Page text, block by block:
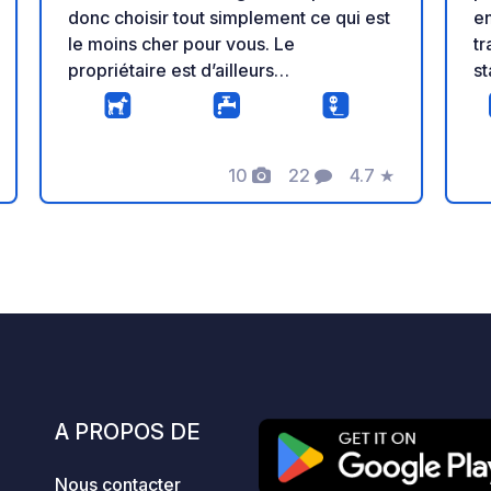
donc choisir tout simplement ce qui est
le moins cher pour vous. Le
propriétaire est d’ailleurs
collectionneur de vin rouge, donc cette
monnaie est ici très appréciée. ;-) C’est
avec une vue panoramique sur le fjord,
à seulement 32 minutes de Bryggen à
exceptionnelle sur le Radfjord. Située à
seulement 32 minutes de Bryggen à
10
Photos
22
Commentaires
4.7
Note
★
A PROPOS DE
Nous contacter